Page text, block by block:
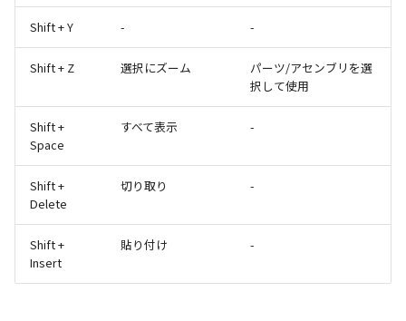
Shift + Y - -
Shift + Z 選択にズーム
パーツ/アセンブリを選
択して使用
Shift +
Space
すべて表示 -
Shift +
Delete
切り取り -
Shift +
Insert
貼り付け -